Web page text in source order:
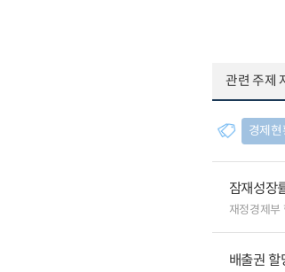
관련 주제
경제현
잠재성장
재정경제부
배출권 할